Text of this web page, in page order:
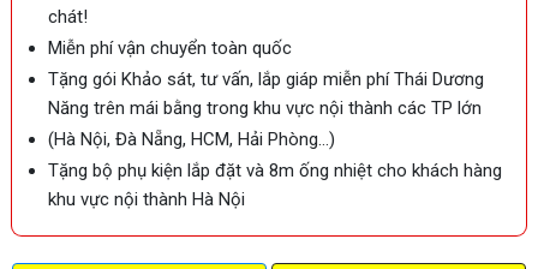
chát!
Miễn phí vận chuyển toàn quốc
Tặng gói Khảo sát, tư vấn, lắp giáp miễn phí Thái Dương
Năng trên mái bằng trong khu vực nội thành các TP lớn
(Hà Nội, Đà Nẵng, HCM, Hải Phòng…)
Tặng bộ phụ kiện lắp đặt và 8m ống nhiệt cho khách hàng
khu vực nội thành Hà Nội